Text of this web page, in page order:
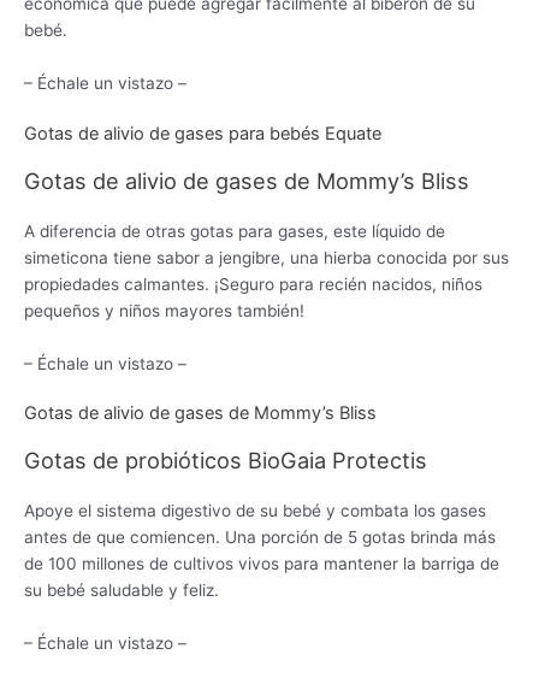
bebé.
– Échale un vistazo –
Gotas de alivio de gases para bebés Equate
Gotas de alivio de gases de Mommy’s Bliss
A diferencia de otras gotas para gases, este líquido de
simeticona tiene sabor a jengibre, una hierba conocida por sus
propiedades calmantes. ¡Seguro para recién nacidos, niños
pequeños y niños mayores también!
– Échale un vistazo –
Gotas de alivio de gases de Mommy’s Bliss
Gotas de probióticos BioGaia Protectis
Apoye el sistema digestivo de su bebé y combata los gases
antes de que comiencen. Una porción de 5 gotas brinda más
de 100 millones de cultivos vivos para mantener la barriga de
su bebé saludable y feliz.
– Échale un vistazo –